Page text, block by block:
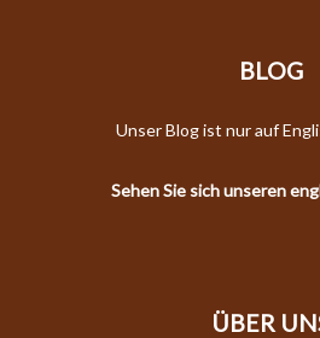
BLOG
Unser Blog ist nur auf
Sehen Sie sich unseren
ÜBER